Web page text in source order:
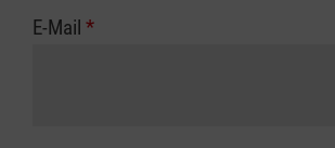
E-Mail *